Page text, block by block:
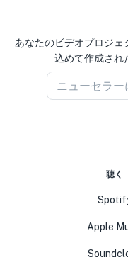
あなたのビデオプロジ
込めて作成され
ニューセラー
聴く
Apple